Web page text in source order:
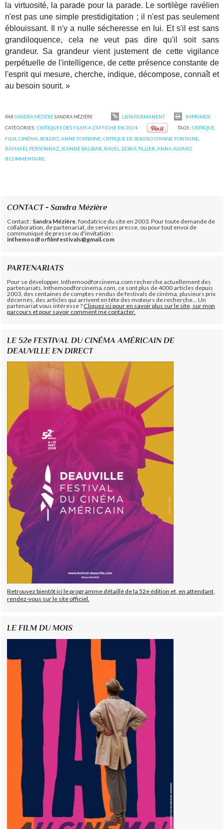
la virtuosité, la parade pour la parade. Le sortilège ravélien
n'est pas une simple prestidigitation ; il n'est pas seulement
éblouissant. Il n'y a nulle sécheresse en lui. Et s'il est sans
grandiloquence, cela ne veut pas dire qu'il soit sans
grandeur. Sa grandeur vient justement de cette vigilance
perpétuelle de l'intelligence, de cette présence constante de
l'esprit qui mesure, cherche, indique, décompose, connaît et
au besoin sourit. »
PARSANDRA MÉZIÈRESANDRA MÉZIÈRE LIEN PERMANENT
IMPRIMER
CATÉGORIES :CRITIQUES DES FILMS A L'AFFICHE EN 2024 TAGS :CRITIQUE,
FILM ,CINÉMA BOLERO ,ANNE FONTAINE ,CRITIQUE DE BOLERO D'ANNE FONTAINE
RAPHAËL PERSONNAZ JEANNE BALIBAR RAVEL DORIA TILLIER ,ANNA ALVARO
0COMMENTAIRE
CONTACT - Sandra Mézière
Contact : Sandra Mézière , fondatrice du site en 2003. Pour toute demande de
collaboration, de partenariat, de services presse, ou pour tout envoi de
communiqué de presse ou d'invitation :
inthemoodforfilmfestivals@gmail.com
PARTENARIATS
Pour se développer, Inthemoodforcinema.com recherche actuellement des
partenariats. Inthemoodforcinema.com, ce sont plus de 4000 articles depuis
2003, des centaines de comptes-rendus de festivals de cinéma, plusieurs prix
décernés, des articles qui arrivent en tête des moteurs de recherche... Un
partenariat vous intéresse ?Cliquez ici pour en savoir plus sur le site, sur mon
parcours et pour savoir comment me contacter.
LE 52e FESTIVAL DU CINÉMA AMÉRICAIN DE
DEAUVILLE EN DIRECT
Retrouvez bientôt ici le programme détaillé de la 52e édition et, en attendant,
rendez-vous sur le site officiel.
LE FILM DU MOIS